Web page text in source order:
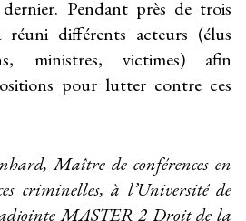
Pendant près de trois
différents acteurs (élus
ministres, victimes) afin
pour lutter contre ces
Maître de conférences en
criminelles, à l’Université de
MASTER 2 Droit de la